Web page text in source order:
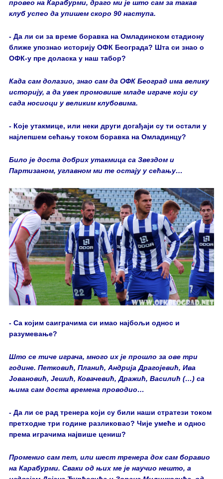
провео на Карабурми, драго ми је што сам за такав
клуб успео да упишем скоро 90 наступа.
- Да ли си за време боравка на Омладинском стадиону
ближе упознао историју ОФК Београда? Шта си знао о
ОФК-у пре доласка у наш табор?
Када сам долазио, знао сам да ОФК Београд има велику
историју, а да увек промовише младе играче који су
сада носиоци у великим клубовима.
- Које утакмице, или неки други догађаји су ти остали у
најлепшем сећању током боравка на Омладинцу?
Било је доста добрих утакмица са Звездом и
Партизаном, углавном ми те остају у сећању…
- Са којим саиграчима си имао најбољи однос и
разумевање?
Што се тиче играча, много их је прошло за ове три
године. Петковић, Планић, Андрија Драгојевић, Ива
Јовановић, Јешић, Ковачевић, Дражић, Василић (…) са
њима сам доста времена проводио…
- Да ли се рад тренера који су били наши стратези током
претходне три године разликовао? Чије умеће и однос
према играчима највише цениш?
Променио сам пет, или шест тренера док сам боравио
на Карабурми. Сваки од њих ме је научио нешто, а